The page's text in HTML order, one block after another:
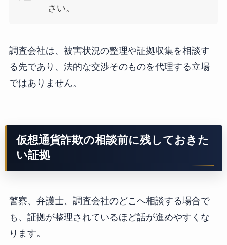
さい。
調査会社は、被害状況の整理や証拠収集を相談す
る先であり、法的な交渉そのものを代理する立場
ではありません。
仮想通貨詐欺の相談前に残しておきた
い証拠
警察、弁護士、調査会社のどこへ相談する場合で
も、証拠が整理されているほど話が進めやすくな
ります。